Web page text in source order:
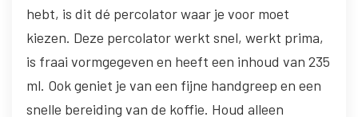
hebt, is dit dé percolator waar je voor moet
kiezen. Deze percolator werkt snel, werkt prima,
is fraai vormgegeven en heeft een inhoud van 235
ml. Ook geniet je van een fijne handgreep en een
snelle bereiding van de koffie. Houd alleen